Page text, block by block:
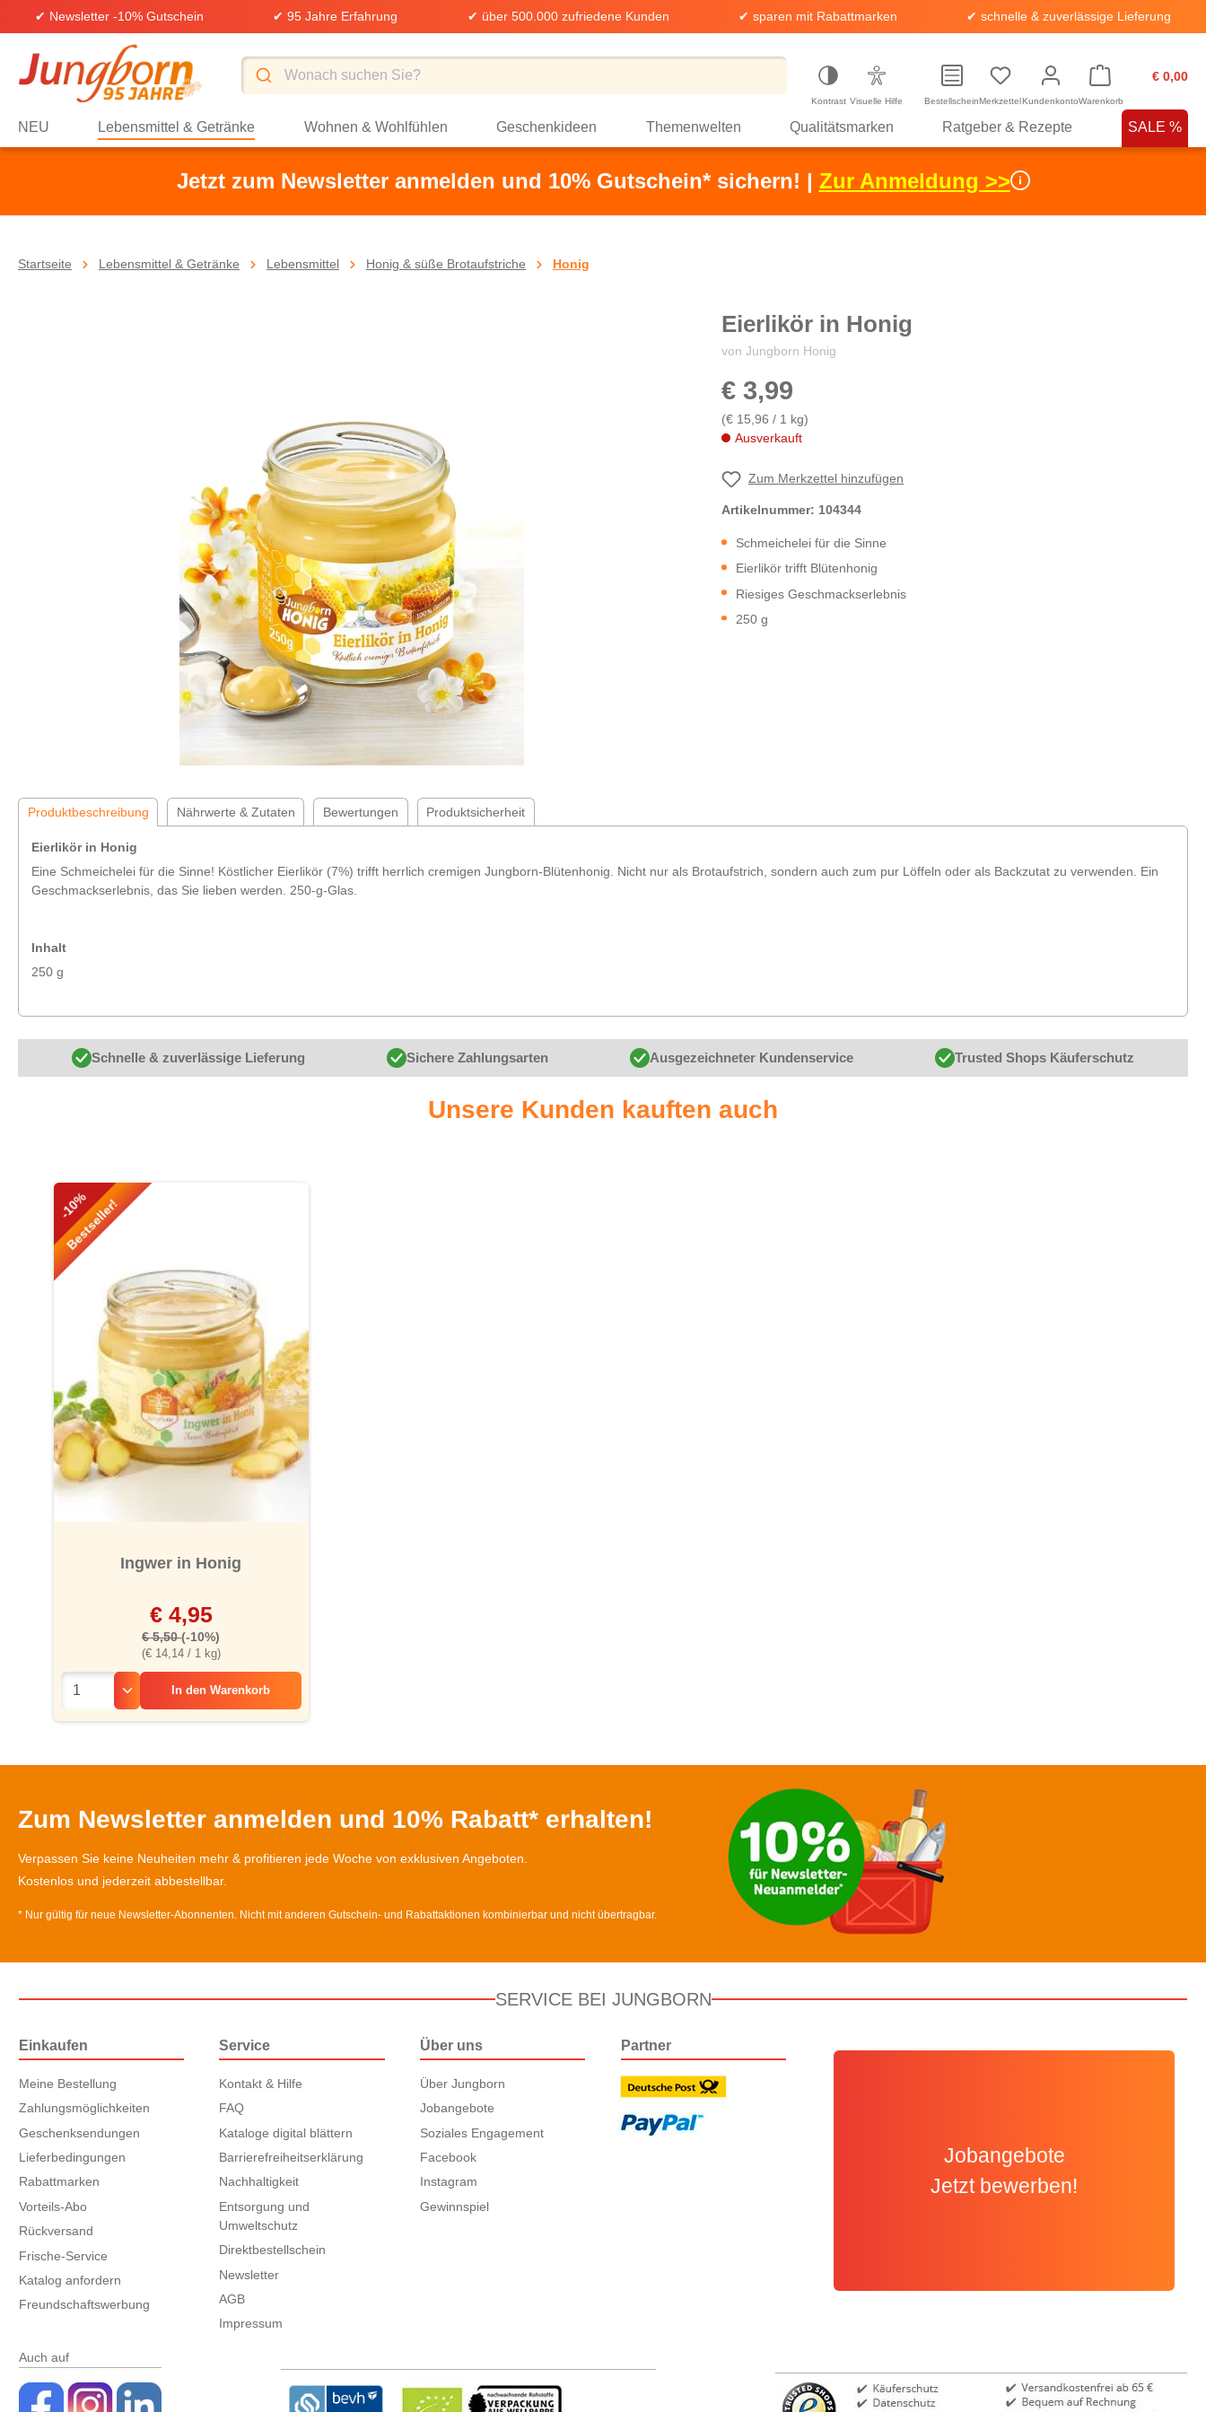
Zur Hauptnavigation springen
✔ Newsletter -10% Gutschein ✔ 95 Jahre Erfahrung ✔ über 500.000 zufriedene Kunden ✔ sparen mit Rabattmarken ✔ schnelle & zuverlässige Lieferung
Kontrast Visuelle Hilfe BestellscheinMerkzettelKundenkonto
€ 0,00
Warenkorb
NEU Lebensmittel & Getränke Wohnen & Wohlfühlen Geschenkideen Themenwelten Qualitätsmarken Ratgeber & Rezepte SALE %
Jetzt zum Newsletter anmelden und 10% Gutschein* sichern! | Zur Anmeldung >>
Startseite Lebensmittel & Getränke Lebensmittel Honig & süße Brotaufstriche Honig
Eierlikör in Honig
von Jungborn Honig
€ 3,99
(€ 15,96 / 1 kg)
Ausverkauft
Zum Merkzettel hinzufügen
Artikelnummer: 104344
Schmeichelei für die Sinne
Eierlikör trifft Blütenhonig
Riesiges Geschmackserlebnis
250 g
Produktbeschreibung Nährwerte & Zutaten Bewertungen Produktsicherheit
Eierlikör in Honig
Eine Schmeichelei für die Sinne! Köstlicher Eierlikör (7%) trifft herrlich cremigen Jungborn-Blütenhonig. Nicht nur als Brotaufstrich, sondern auch zum pur Löffeln oder als Backzutat zu verwenden. Ein
Geschmackserlebnis, das Sie lieben werden. 250-g-Glas.
Inhalt
250 g
Schnelle & zuverlässige Lieferung Sichere Zahlungsarten Ausgezeichneter Kundenservice Trusted Shops Käuferschutz
Unsere Kunden kauften auch
Produktgalerie überspringen
-10%
Bestseller!
Ingwer in Honig
(€ 14,14 / 1 kg)
€ 4,95
€ 5,50(-10%)
In den Warenkorb
Zum Newsletter anmelden und 10% Rabatt* erhalten!
Verpassen Sie keine Neuheiten mehr & profitieren jede Woche von exklusiven Angeboten.
Kostenlos und jederzeit abbestellbar.
* Nur gültig für neue Newsletter-Abonnenten. Nicht mit anderen Gutschein- und Rabattaktionen kombinierbar und nicht übertragbar.
SERVICE BEI JUNGBORN
Einkaufen
Meine Bestellung
Zahlungsmöglichkeiten
Geschenksendungen
Lieferbedingungen
Rabattmarken
Vorteils-Abo
Rückversand
Frische-Service
Katalog anfordern
Freundschaftswerbung
Service
Kontakt & Hilfe
FAQ
Kataloge digital blättern
Barrierefreiheitserklärung
Nachhaltigkeit
Entsorgung und
Umweltschutz
Direktbestellschein
Newsletter
AGB
Impressum
Über uns
Über Jungborn
Jobangebote
Soziales Engagement
Facebook
Instagram
Gewinnspiel
Partner
Jobangebote
Jetzt bewerben!
Auch auf